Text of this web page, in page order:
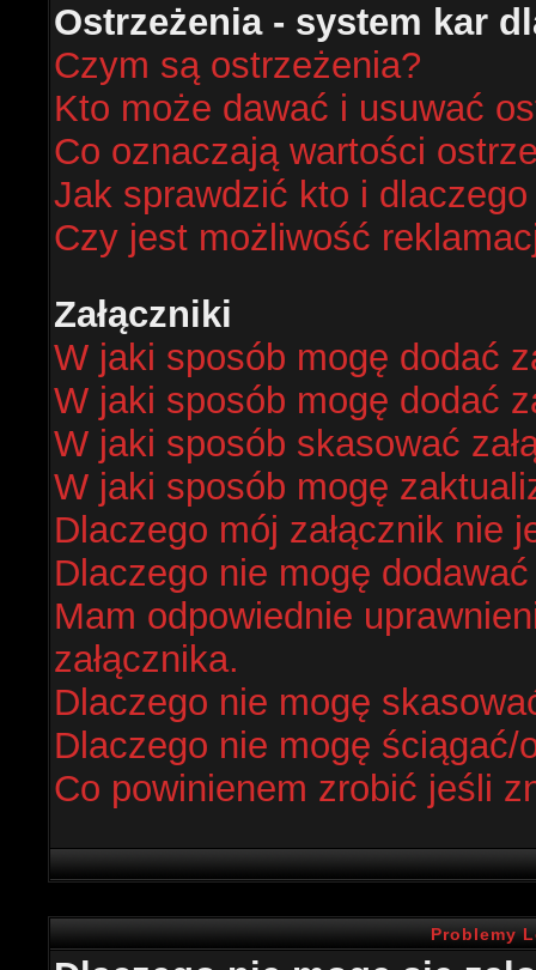
Ostrzeżenia - system kar
Czym są ostrzeżenia?
Kto może dawać i usuwać
Co oznaczają wartości
Jak sprawdzić kto i dlaczego
Czy jest możliwość
Załączniki
W jaki sposób mogę dodać
W jaki sposób mogę dodać
W jaki sposób skasować
W jaki sposób mogę
Dlaczego mój załącznik nie
Dlaczego nie mogę dodawać
Mam odpowiednie
załącznika.
Dlaczego nie mogę
Dlaczego nie mogę ściągać/
Co powinienem zrobić jeśli
Problemy